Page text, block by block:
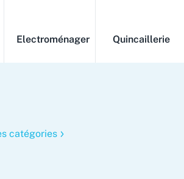
Electroménager Quincaillerie
catégories